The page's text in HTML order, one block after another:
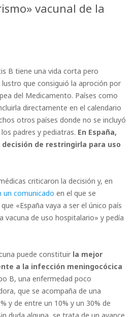
vacunal de la
B tiene una vida corta pero
que consiguió la aproción por
del Medicamento. Países como
directamente en el calendario
otros países donde no se incluyó
padres y pediatras. En España,
de restringirla para uso
criticaron la decisión y, en
un comunicado en el que se
«España vaya a ser el único país
vacuna de uso hospitalario» y pedía
puede constituir la mejor
a la infección meningocócica
B, una enfermedad poco
que se acompaña de una
y de entre un 10% y un 30% de